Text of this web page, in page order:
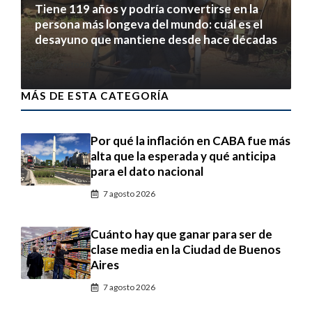
Tiene 119 años y podría convertirse en la
persona más longeva del mundo: cuál es el
desayuno que mantiene desde hace décadas
MÁS DE ESTA CATEGORÍA
Por qué la inflación en CABA fue más
alta que la esperada y qué anticipa
para el dato nacional
7 agosto 2026
Cuánto hay que ganar para ser de
clase media en la Ciudad de Buenos
Aires
7 agosto 2026